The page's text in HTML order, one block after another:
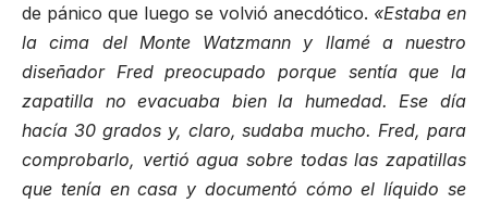
de pánico que luego se volvió anecdótico. «Estaba en
la cima del Monte Watzmann y llamé a nuestro
diseñador Fred preocupado porque sentía que la
zapatilla no evacuaba bien la humedad. Ese día
hacía 30 grados y, claro, sudaba mucho. Fred, para
comprobarlo, vertió agua sobre todas las zapatillas
que tenía en casa y documentó cómo el líquido se